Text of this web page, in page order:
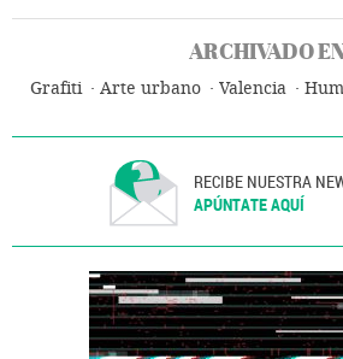
ARCHIVADO
Grafiti Arte urbano Valencia
RECIBE NUESTRA
APÚNTATE AQUÍ